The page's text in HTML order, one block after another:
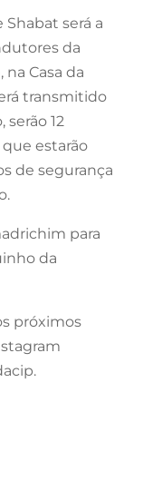
será a
da
Casa da
transmitido
serão 12
que estarão
de segurança
para
da
próximos